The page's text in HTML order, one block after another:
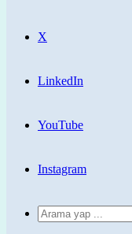
X
LinkedIn
YouTube
Instagram